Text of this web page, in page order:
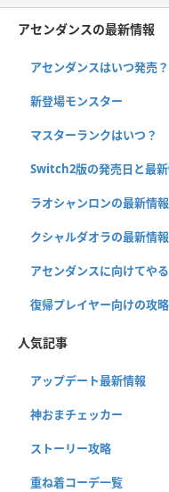
アセンダンスの最新情報
アセンダンスはいつ発売？
新登場モンスター
マスターランクはいつ？
Switch2版の発売日と最
ラオシャンロンの最新情報
クシャルダオラの最新情報
アセンダンスに向けてや
復帰プレイヤー向けの攻
人気記事
アップデート最新情報
神おまチェッカー
ストーリー攻略
重ね着コーデ一覧